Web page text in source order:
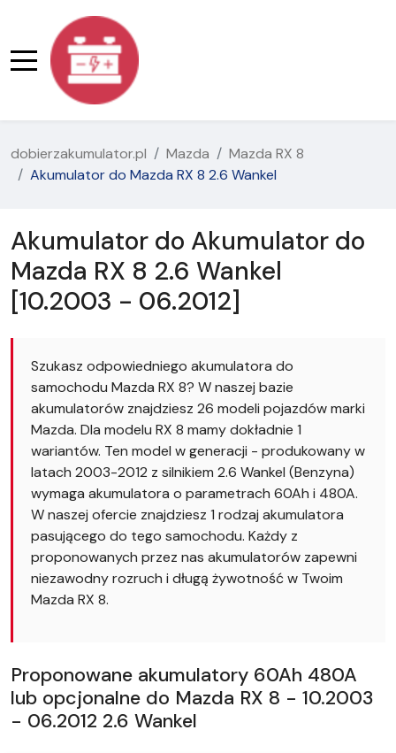
dobierzakumulator.pl Mazda
Mazda RX 8
Akumulator do Mazda RX 8 2.6 Wankel
Akumulator do Akumulator do
Mazda RX 8 2.6 Wankel
[10.2003 - 06.2012]
Szukasz odpowiedniego akumulatora do
samochodu Mazda RX 8? W naszej bazie
akumulatorów znajdziesz 26 modeli pojazdów marki
Mazda. Dla modelu RX 8 mamy dokładnie 1
wariantów. Ten model w generacji - produkowany w
latach 2003-2012 z silnikiem 2.6 Wankel (Benzyna)
wymaga akumulatora o parametrach 60Ah i 480A.
W naszej ofercie znajdziesz 1 rodzaj akumulatora
pasującego do tego samochodu. Każdy z
proponowanych przez nas akumulatorów zapewni
niezawodny rozruch i długą żywotność w Twoim
Mazda RX 8.
Proponowane akumulatory 60Ah 480A
lub opcjonalne do Mazda RX 8 - 10.2003
- 06.2012 2.6 Wankel